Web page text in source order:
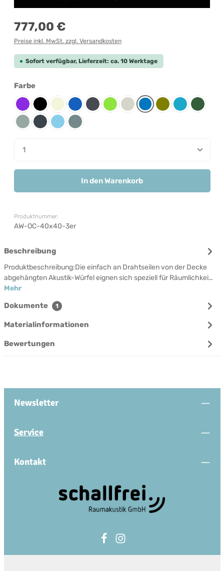
Regulärer Preis:
777,00 €
Preise inkl. MwSt. zzgl. Versandkosten
Sofort verfügbar, Lieferzeit: ca. 10 Werktage
Farbeauswählen
BerryBlackChalkDenimGraphiteKiwi Limestone
OceanicOlive PacificPetrol
PewterRussian
Sky Storm
Produkt Anzahl: Gib den gewünschten Wert ein
In den Warenkorb
Produktnummer:
AW-OC-40x40-3er
Beschreibung
Produktbeschreibung:Die einfach an Drahtseilen von der Decke
abgehängten Akustik-Würfel eignen sich speziell für Räumlichkei…
Mehr
Dokumente 1
Materialinformationen
Bewertungen
Newsletter
Service
Kontakt